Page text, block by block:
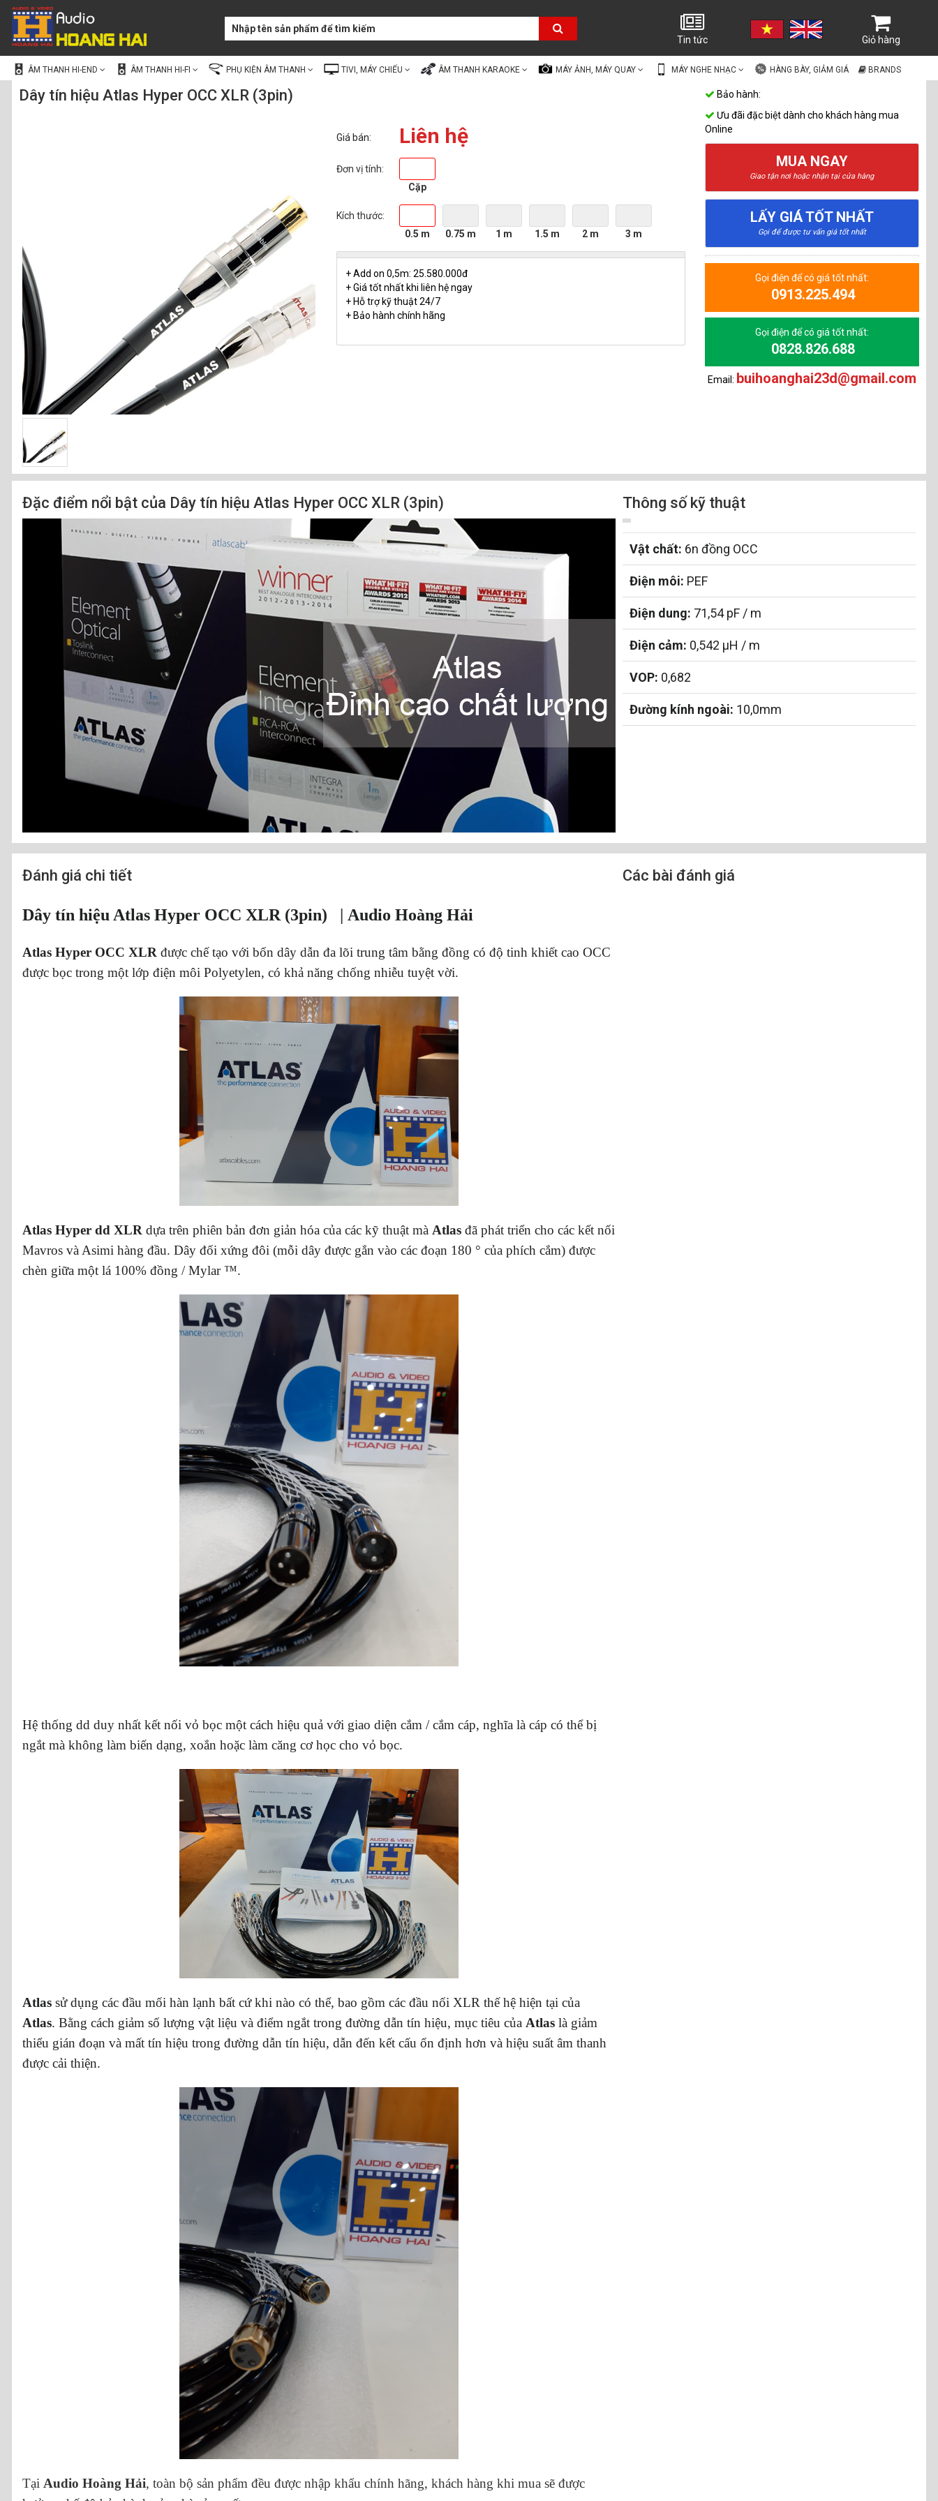
Tin tức Giỏ hàng
ÂM THANH HI-END ÂM THANH HI-FI PHỤ KIỆN ÂM THANH TIVI, MÁY CHIẾU ÂM THANH KARAOKE MÁY ẢNH, MÁY QUAY MÁY NGHE NHẠC HÀNG BÀY, GIẢM GIÁ BRANDS
Dây tín hiệu Atlas Hyper OCC XLR (3pin)
Giá bán: Liên hệ
Đơn vị tính:
Cặp
Kích thước:
0.5 m
0.75 m 1 m 1.5 m 2 m 3 m
+ Add on 0,5m: 25.580.000đ
+ Giá tốt nhất khi liên hệ ngay
+ Hỗ trợ kỹ thuật 24/7
+ Bảo hành chính hãng
Bảo hành:
Ưu đãi đặc biệt dành cho khách hàng mua
Online
MUA NGAY
Giao tận nơi hoặc nhận tại cửa hàng
LẤY GIÁ TỐT NHẤT
Gọi để được tư vấn giá tốt nhất
Gọi điện để có giá tốt nhất:
0913.225.494
Gọi điện để có giá tốt nhất:
0828.826.688
Email: buihoanghai23d@gmail.com
Đặc điểm nổi bật của Dây tín hiệu Atlas Hyper OCC XLR (3pin) Thông số kỹ thuật
Vật chất: 6n đồng OCC
Điện môi: PEF
Điện dung: 71,54 pF / m
Điện cảm: 0,542 µH / m
VOP: 0,682
Đường kính ngoài: 10,0mm
Đánh giá chi tiết
Dây tín hiệu Atlas Hyper OCC XLR (3pin) | Audio Hoàng Hải
Atlas Hyper OCC XLR được chế tạo với bốn dây dẫn đa lõi trung tâm bằng đồng có độ tinh khiết cao OCC
được bọc trong một lớp điện môi Polyetylen, có khả năng chống nhiễu tuyệt vời.
Atlas Hyper dd XLR dựa trên phiên bản đơn giản hóa của các kỹ thuật mà Atlas đã phát triển cho các kết nối
Mavros và Asimi hàng đầu. Dây đối xứng đôi (mỗi dây được gắn vào các đoạn 180 ° của phích cắm) được
chèn giữa một lá 100% đồng / Mylar ™.
Hệ thống dd duy nhất kết nối vỏ bọc một cách hiệu quả với giao diện cắm / cắm cáp, nghĩa là cáp có thể bị
ngắt mà không làm biến dạng, xoắn hoặc làm căng cơ học cho vỏ bọc.
Atlas sử dụng các đầu mối hàn lạnh bất cứ khi nào có thể, bao gồm các đầu nối XLR thế hệ hiện tại của
Atlas. Bằng cách giảm số lượng vật liệu và điểm ngắt trong đường dẫn tín hiệu, mục tiêu của Atlas là giảm
thiểu gián đoạn và mất tín hiệu trong đường dẫn tín hiệu, dẫn đến kết cấu ổn định hơn và hiệu suất âm thanh
được cải thiện.
Tại Audio Hoàng Hải, toàn bộ sản phẩm đều được nhập khẩu chính hãng, khách hàng khi mua sẽ được
Các bài đánh giá